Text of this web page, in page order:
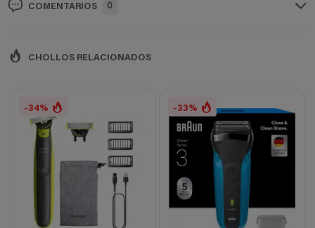
COMENTARIOS 0
CHOLLOS RELACIONADOS
-34% -33%